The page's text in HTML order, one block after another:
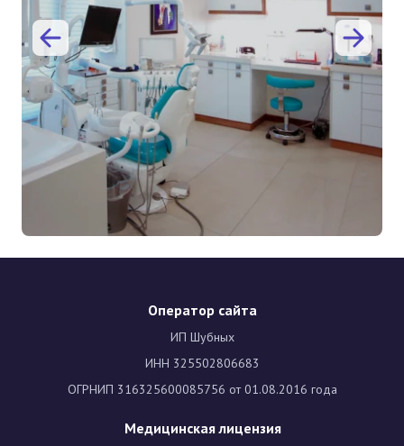
Оператор сайта
ИП Шубных
ИНН 325502806683
ОГРНИП 316325600085756 от 01.08.2016 года
Медицинская лицензия